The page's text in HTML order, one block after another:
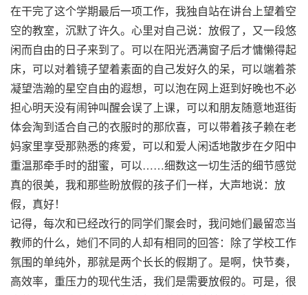
在干完了这个学期最后一项工作，我独自站在讲台上望着空
空的教室，沉默了许久。心里对自己说：放假了，又一段悠
闲而自由的日子来到了。可以在阳光洒满窗子后才慵懒得起
床，可以对着镜子望着素面的自己发好久的呆，可以端着茶
凝望浩瀚的星空自由的遐想，可以泡在网上逛到好晚也不必
担心明天没有闹钟叫醒会误了上课，可以和朋友随意地逛街
体会淘到适合自己的衣服时的那欣喜，可以带着孩子赖在老
妈家里享受那熟悉的疼爱，可以和爱人闲适地散步在夕阳中
重温那牵手时的甜蜜，可以……细数这一切生活的细节感觉
真的很美，我和那些盼放假的孩子们一样，大声地说：放
假，真好！
记得，每次和已经改行的同学们聚会时，我问她们最留恋当
教师的什么，她们不同的人却有相同的回答：除了学校工作
氛围的单纯外，那就是两个长长的假期了。是啊，快节奏，
高效率，重压力的现代生活，我们是需要放假的。可是，很